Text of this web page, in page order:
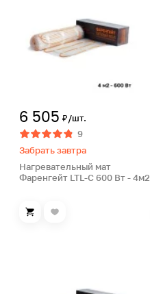
6 505 ₽/шт.
9
Забрать завтра
Нагревательный мат
Фаренгейт LTL-C 600 Вт - 4м2